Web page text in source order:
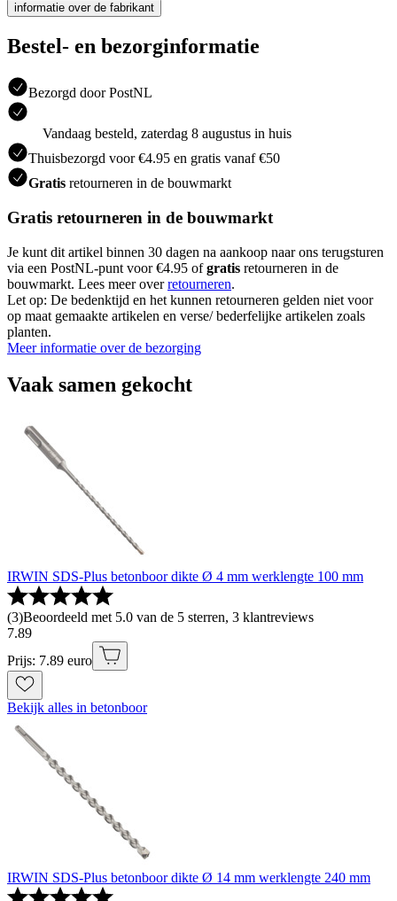
informatie over de fabrikant
Bestel- en bezorginformatie
Bezorgd door PostNL
Vandaag besteld, zaterdag 8 augustus in huis
Thuisbezorgd voor €4.95 en gratis vanaf €50
Gratis retourneren in de bouwmarkt
Gratis retourneren in de bouwmarkt
Je kunt dit artikel binnen 30 dagen na aankoop naar ons terugsturen
via een PostNL-punt voor €4.95 ofgratis retourneren in de
bouwmarkt. Lees meer overretourneren.
Let op: De bedenktijd en het kunnen retourneren gelden niet voor
op maat gemaakte artikelen en verse/ bederfelijke artikelen zoals
planten.
Meer informatie over de bezorging
Vaak samen gekocht
IRWIN SDS-Plus betonboor dikte Ø 4 mm werklengte 100 mm
(3)Beoordeeld met 5.0 van de 5 sterren, 3 klantreviews
7.89
Prijs: 7.89 euro
Bekijk alles in betonboor
IRWIN SDS-Plus betonboor dikte Ø 14 mm werklengte 240 mm